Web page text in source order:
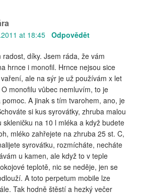
at 18:45 Odpovědět
radost, díky. Jsem ráda, že vám
hrnce i monofil. Hrnce nejsou sice
ale na sýr je už používám x let
monofilu vůbec nemluvím, to je
A jinak s tím tvarohem, ano, je
si kus syrovátky, zhruba malou
skleničku na 10 l mléka a když budete
mléko zahřejete na zhruba 25 st. C,
syrovátku, rozmícháte, necháte
u kamen, ale když to v teple
teplotě, nic se neděje, jen se
A toto perpetum mobile lze
Tak hodně štěstí a hezký večer